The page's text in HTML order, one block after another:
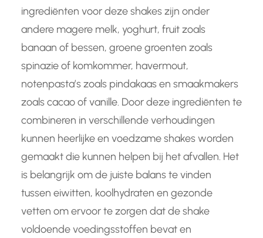
ingrediënten voor deze shakes zijn onder
andere magere melk, yoghurt, fruit zoals
banaan of bessen, groene groenten zoals
spinazie of komkommer, havermout,
notenpasta’s zoals pindakaas en smaakmakers
zoals cacao of vanille. Door deze ingrediënten te
combineren in verschillende verhoudingen
kunnen heerlijke en voedzame shakes worden
gemaakt die kunnen helpen bij het afvallen. Het
is belangrijk om de juiste balans te vinden
tussen eiwitten, koolhydraten en gezonde
vetten om ervoor te zorgen dat de shake
voldoende voedingsstoffen bevat en